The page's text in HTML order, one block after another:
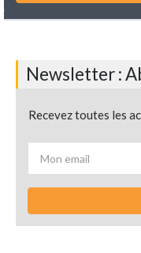
Newsletter :
Recevez toutes les